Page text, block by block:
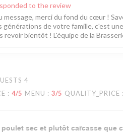
to the review
message, merci du fond du cœur !
générations de votre famille, c'est
revoir bientôt ! L'équipe de la
4
: 4/5 MENU : 3/5 QUALITY_PRICE
sec et plutôt carcasse que